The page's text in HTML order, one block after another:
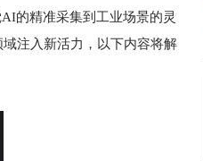
的精准采集到工业场景的灵
注入新活力，以下内容将解